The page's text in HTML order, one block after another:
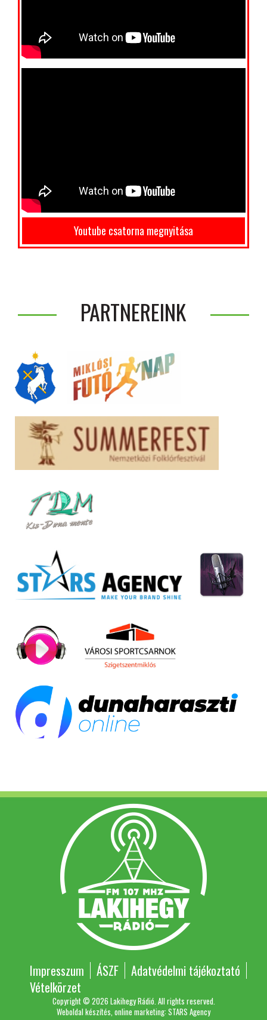
Youtube csatorna megnyitása
PARTNEREINK
Impresszum ÁSZF
Adatvédelmi tájékoztató
Vételkörzet
Copyright © 2026 Lakihegy Rádió. All rights reserved.
Weboldal készítés, online marketing: STARS Agency